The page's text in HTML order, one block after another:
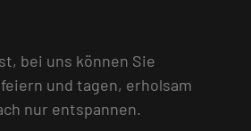
bei uns können Sie
und tagen, erholsam
nur entspannen.